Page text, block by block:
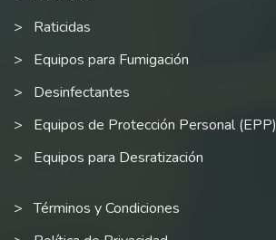
Raticidas
Equipos para Fumigación
Desinfectantes
Equipos de Protección Personal (EPP)
Equipos para Desratización
Términos y Condiciones